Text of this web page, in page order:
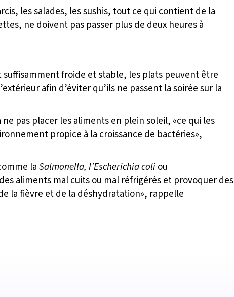
les salades, les sushis, tout ce qui contient de la
ne doivent pas passer plus de deux heures à
froide et stable, les plats peuvent être
afin d’éviter qu’ils ne passent la soirée sur la
pas placer les aliments en plein soleil, «ce qui les
propice à la croissance de bactéries»,
laSalmonella, l’Escherichia coliou
aliments mal cuits ou mal réfrigérés et provoquer des
la fièvre et de la déshydratation», rappelle